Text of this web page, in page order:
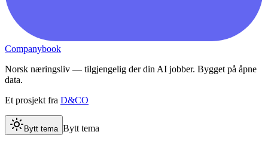
Companybook
Norsk næringsliv — tilgjengelig der din AI jobber. Bygget på åpne
data.
Et prosjekt fra D&CO
Bytt tema Bytt tema